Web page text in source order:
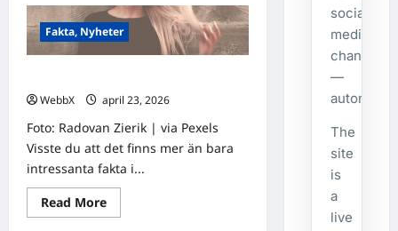
Visste
du
att…?
Fascinerande
fakta
dig
att
tänka
efter!
Fakta, Nyheter
WebbX
april 23, 2026
Foto: Radovan Zierik | via Pexels
Visste du att det finns mer än bara
intressanta fakta i...
Read MoreRead
more
social
media
channels
—
The
site
is
a
live